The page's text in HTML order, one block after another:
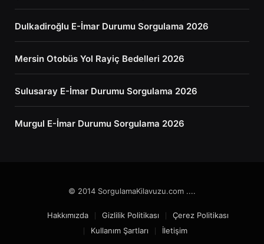
Dulkadiroğlu E-İmar Durumu Sorgulama 2026
Mersin Otobüs Yol Rayiç Bedelleri 2026
Sulusaray E-İmar Durumu Sorgulama 2026
Murgul E-İmar Durumu Sorgulama 2026
© 2014 SorgulamaKilavuzu.com ....
Hakkımızda Gizlilik Politikası
Çerez Politikası
Kullanım Şartları
İletişim